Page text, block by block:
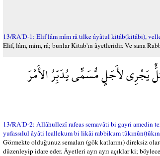
13/RA'D-1: Elif lâm mîm râ tilke âyâtul kitâb(kitâbi),
Elif, lâm, mim, râ; bunlar Kitab'ın âyetleridir. Ve sana
يَجْرِي لأَجَلٍ مُّسَمًّى يُدَبِّرُ الأَمْرَ
13/RA'D-2: Allâhullezî rafeas semavâti bi gayri amedin
yufassılul âyâti leallekum bi likâi rabbikum
Görmekte olduğunuz semaları (gök katlarını) direksiz
düzenleyip idare eder. Âyetleri ayrı ayrı açıklar ki;